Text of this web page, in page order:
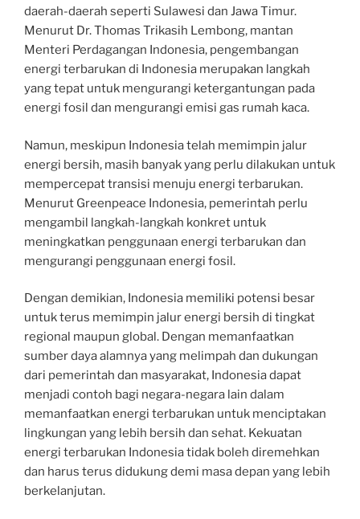
daerah-daerah seperti Sulawesi dan Jawa Timur.
Menurut Dr. Thomas Trikasih Lembong, mantan
Menteri Perdagangan Indonesia, pengembangan
energi terbarukan di Indonesia merupakan langkah
yang tepat untuk mengurangi ketergantungan pada
energi fosil dan mengurangi emisi gas rumah kaca.
Namun, meskipun Indonesia telah memimpin jalur
energi bersih, masih banyak yang perlu dilakukan untuk
mempercepat transisi menuju energi terbarukan.
Menurut Greenpeace Indonesia, pemerintah perlu
mengambil langkah-langkah konkret untuk
meningkatkan penggunaan energi terbarukan dan
mengurangi penggunaan energi fosil.
Dengan demikian, Indonesia memiliki potensi besar
untuk terus memimpin jalur energi bersih di tingkat
regional maupun global. Dengan memanfaatkan
sumber daya alamnya yang melimpah dan dukungan
dari pemerintah dan masyarakat, Indonesia dapat
menjadi contoh bagi negara-negara lain dalam
memanfaatkan energi terbarukan untuk menciptakan
lingkungan yang lebih bersih dan sehat. Kekuatan
energi terbarukan Indonesia tidak boleh diremehkan
dan harus terus didukung demi masa depan yang lebih
berkelanjutan.